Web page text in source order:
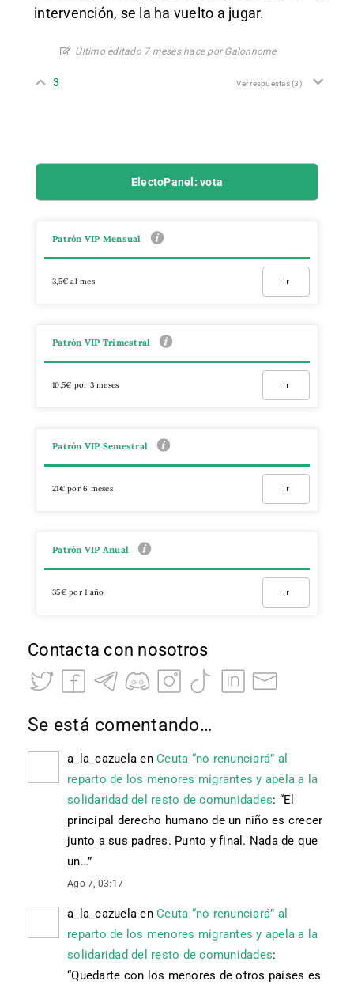
intervención, se la ha vuelto a jugar.
Último editado 7 meses hace por Galonnome
3 Ver respuestas(3)
ElectoPanel: vota
Patrón VIP Mensual
3,5€ al mes Ir
Patrón VIP Trimestral
10,5€ por 3 meses Ir
Patrón VIP Semestral
21€ por 6 meses Ir
Patrón VIP Anual
35€ por 1 año Ir
Contacta con nosotros
Se está comentando…
a_la_cazuela en Ceuta “no renunciará” al
reparto de los menores migrantes y apela a la
solidaridad del resto de comunidades: “El
principal derecho humano de un niño es crecer
junto a sus padres. Punto y final. Nada de que
un…”
Ago 7, 03:17
a_la_cazuela en Ceuta “no renunciará” al
reparto de los menores migrantes y apela a la
solidaridad del resto de comunidades:
“Quedarte con los menores de otros países es